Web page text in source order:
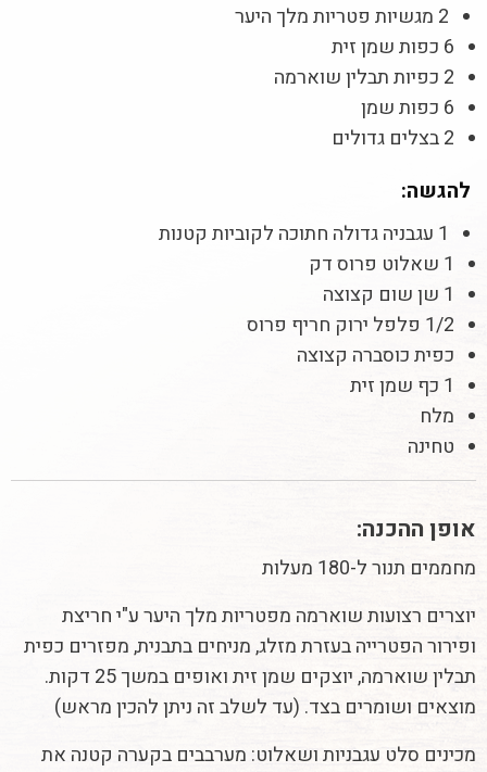
2 מגשיות פטריות מלך היער
6 כפות שמן זית
2 כפיות תבלין שוארמה
6 כפות שמן
2 בצלים גדולים
להגשה:
1 עגבניה גדולה חתוכה לקוביות קטנות
1 שאלוט פרוס דק
1 שן שום קצוצה
1/2 פלפל ירוק חריף פרוס
כפית כוסברה קצוצה
1 כף שמן זית
מלח
טחינה
אופן ההכנה:
מחממים תנור ל-180 מעלות
יוצרים רצועות שוארמה מפטריות מלך היער ע"י חריצת
ופירור הפטרייה בעזרת מזלג, מניחים בתבנית, מפזרים כפית
תבלין שוארמה, יוצקים שמן זית ואופים במשך 25 דקות.
מוצאים ושומרים בצד. (עד לשלב זה ניתן להכין מראש)
מכינים סלט עגבניות ושאלוט: מערבבים בקערה קטנה את